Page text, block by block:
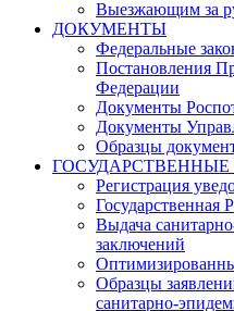
Выезжающим за
ДОКУМЕНТЫ
Федеральные
Постановления
Федерации
Документы
Документы
Образцы
ГОСУДАРСТВЕННЫЕ
Регистрация
Государственная
Выдача
заключений
Образцы
санитарно-